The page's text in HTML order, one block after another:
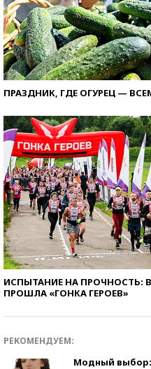
ПРАЗДНИК, ГДЕ ОГУРЕЦ —
ИСПЫТАНИЕ НА ПРОЧНОСТЬ:
ПРОШЛА «ГОНКА ГЕРОЕВ»
РЕКОМЕНДУЕМ:
Модный выбор: